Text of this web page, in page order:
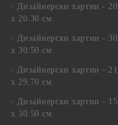
Дизайнерски хартии -
х 20.30 см.
Дизайнерски хартии -
х 30.50 см.
Дизайнерски хартии -
х 29,70 см
Дизайнерски хартии -
x 30.50 см.